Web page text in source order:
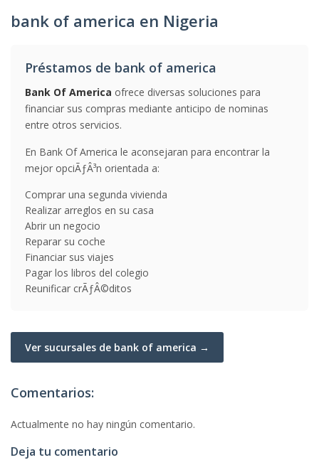
bank of america en Nigeria
Préstamos de bank of america
Bank Of America ofrece diversas soluciones para
financiar sus compras mediante anticipo de nominas
entre otros servicios.
En Bank Of America le aconsejaran para encontrar la
mejor opciÃƒÂ³n orientada a:
Comprar una segunda vivienda
Realizar arreglos en su casa
Abrir un negocio
Reparar su coche
Financiar sus viajes
Pagar los libros del colegio
Reunificar crÃƒÂ©ditos
Ver sucursales de bank of america →
Comentarios:
Actualmente no hay ningún comentario.
Deja tu comentario